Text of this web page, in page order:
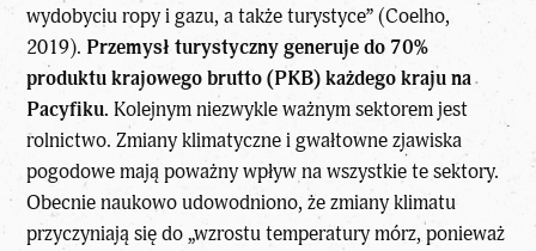
wydobyciu ropy i gazu, a także turystyce” (Coelho,
2019). Przemysł turystyczny generuje do 70%
produktu krajowego brutto (PKB) każdego kraju na
Pacyfiku.Kolejnym niezwykle ważnym sektorem jest
rolnictwo. Zmiany klimatyczne i gwałtowne zjawiska
pogodowe mają poważny wpływ na wszystkie te sektory.
Obecnie naukowo udowodniono, że zmiany klimatu
przyczyniają się do „wzrostu temperatury mórz, ponieważ